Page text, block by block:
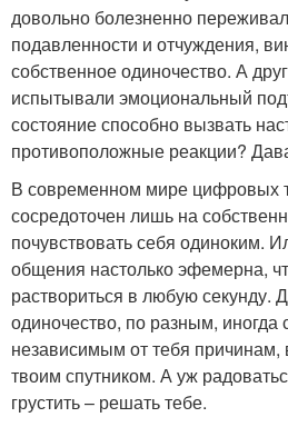
довольно болезненно
подавленности и отчуждения,
собственное одиночество. А
испытывали эмоциональный
состояние способно вызвать
противоположные реакции?
В современном мире цифровых
сосредоточен лишь на
почувствовать себя одиноким.
общения настолько эфемерна,
раствориться в любую секунду.
одиночество, по разным,
независимым от тебя причинам,
твоим спутником. А уж
грустить – решать тебе.